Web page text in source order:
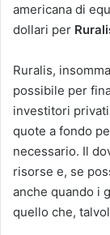
americana di
dollari per
Ruralis,
possibile per
investitori
quote a fondo
necessario. Il
risorse e, se
anche quando i
quello che,